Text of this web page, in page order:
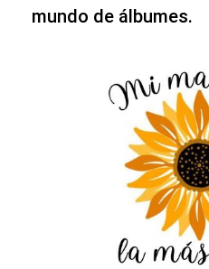
mundo de álbumes.